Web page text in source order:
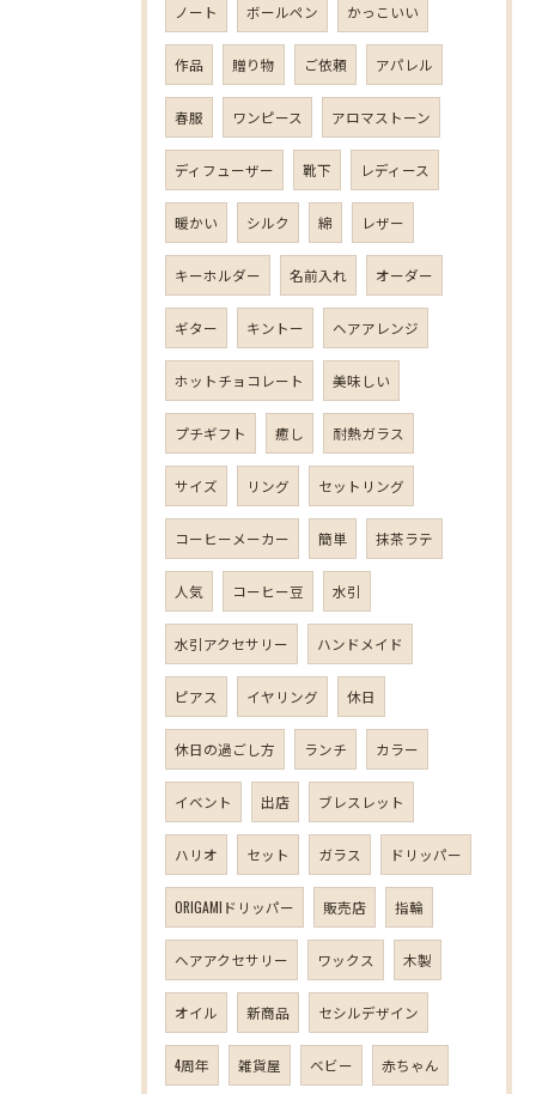
ノート ボールペン かっこいい
作品 贈り物 ご依頼 アパレル
春服 ワンピース アロマストーン
ディフューザー 靴下 レディース
暖かい シルク 綿 レザー
キーホルダー 名前入れ オーダー
ギター キントー ヘアアレンジ
ホットチョコレート 美味しい
プチギフト 癒し 耐熱ガラス
サイズ リング セットリング
コーヒーメーカー 簡単 抹茶ラテ
人気 コーヒー豆 水引
水引アクセサリー ハンドメイド
ピアス イヤリング 休日
休日の過ごし方 ランチ カラー
イベント 出店 ブレスレット
ハリオ セット ガラス ドリッパー
ORIGAMIドリッパー 販売店 指輪
ヘアアクセサリー ワックス 木製
オイル 新商品 セシルデザイン
4周年 雑貨屋 ベビー 赤ちゃん